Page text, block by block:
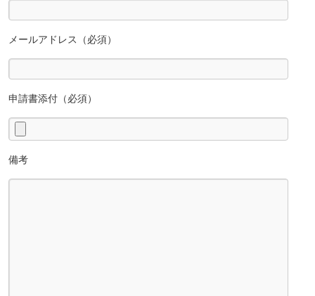
メールアドレス（必須）
申請書添付（必須）
備考